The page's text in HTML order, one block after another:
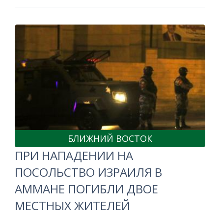
БЛИЖНИЙ ВОСТОК
ПРИ НАПАДЕНИИ НА
ПОСОЛЬСТВО ИЗРАИЛЯ В
АММАНЕ ПОГИБЛИ ДВОЕ
МЕСТНЫХ ЖИТЕЛЕЙ